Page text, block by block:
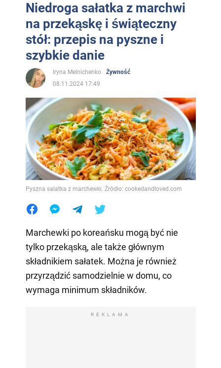
Niedroga sałatka z marchwi
na przekąskę i świąteczny
stół: przepis na pyszne i
szybkie danie
Iryna Melnichenko
Żywność
08.11.2024 17:49
Pyszna sałatka z marchewki. Źródło: cookedandloved.com
Marchewki po koreańsku mogą być nie
tylko przekąską, ale także głównym
składnikiem sałatek. Można je również
przyrządzić samodzielnie w domu, co
wymaga minimum składników.
REKLAMA